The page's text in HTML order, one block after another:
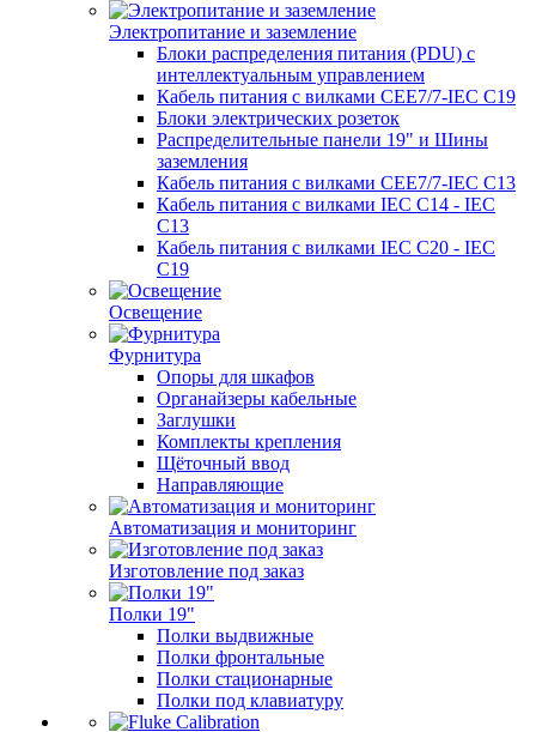
Электропитание и заземление
Блоки распределения питания (PDU) с
интеллектуальным управлением
Кабель питания с вилками CEE7/7-IEC C19
Блоки электрических розеток
Распределительные панели 19" и Шины
заземления
Кабель питания с вилками CEE7/7-IEC C13
Кабель питания с вилками IEC C14 - IEC
C13
Кабель питания с вилками IEC C20 - IEC
C19
Освещение
Фурнитура
Опоры для шкафов
Органайзеры кабельные
Заглушки
Комплекты крепления
Щёточный ввод
Направляющие
Автоматизация и мониторинг
Изготовление под заказ
Полки 19"
Полки выдвижные
Полки фронтальные
Полки стационарные
Полки под клавиатуру